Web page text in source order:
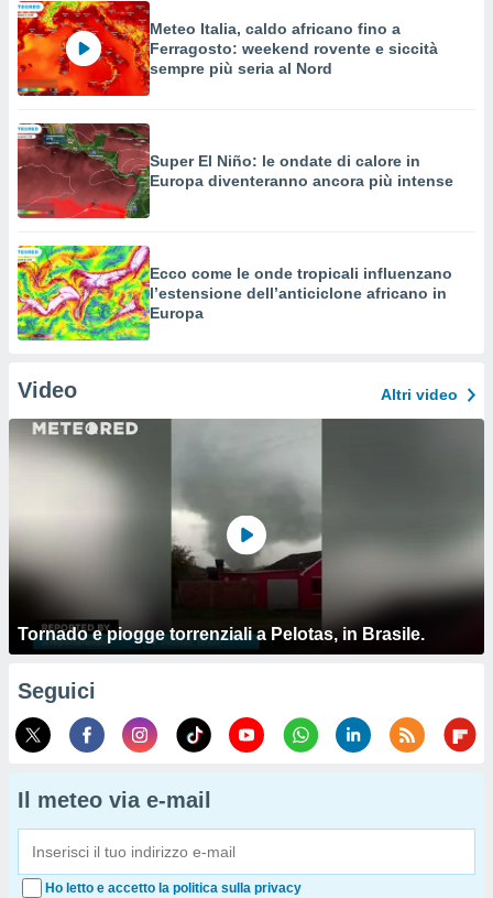
Meteo Italia, caldo africano fino a
Ferragosto: weekend rovente e siccità
sempre più seria al Nord
Super El Niño: le ondate di calore in
Europa diventeranno ancora più intense
Ecco come le onde tropicali influenzano
l’estensione dell’anticiclone africano in
Europa
Video Altri video
Tornado e piogge torrenziali a Pelotas, in Brasile.
Seguici
Il meteo via e-mail
Ho letto e accetto la politica sulla privacy